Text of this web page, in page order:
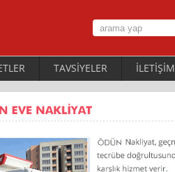
TAVSİYELER İLETİŞİM